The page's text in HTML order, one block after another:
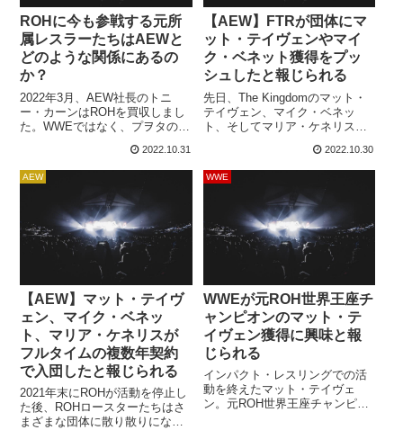
ROHに今も参戦する元所
属レスラーたちはAEWと
どのような関係にあるの
か？
2022年3月、AEW社長のトニ
ー・カーンはROHを買収しまし
た。WWEではなく、プヲタの大
たことにはポジティブな意見も
多く、買収以降に2度のショーが
開催されてきました。ブランド
に関する大きな動きもあるよう
で、今後に注目が集まります。
ROHと契約していたレスラーた
ちは2021年をもって契約終了と
なり、2022年以降も参戦し続け
2022.10.31
【AEW】FTRが団体にマ
ット・テイヴェンやマイ
ク・ベネット獲得をプッ
シュしたと報じられる
先日、The Kingdomのマット・
テイヴェン、マイク・ベネッ
ト、そしてマリア・ケネリス・
場しました。もともとはROHで
活動していた３人ですが、2021
年末をもってROHが運営体制を
変えるべく活動を停止し、全所
属レスラーとの契約を解消する
と、活動の拠点をインパクト・
レスリングへ移しました。先
日、３人はインパクトでの活動
2022.10.30
AEW
【AEW】マット・テイヴ
ェン、マイク・ベネッ
ト、マリア・ケネリスが
フルタイムの複数年契約
で入団したと報じられる
2021年末にROHが活動を停止し
た後、ROHロースターたちはさ
まざまな団体に散り散りになっ
WWE
WWEが元ROH世界王座チ
ャンピオンのマット・テ
イヴェン獲得に興味と報
じられる
インパクト・レスリングでの活
動を終えたマット・テイヴェ
ン。元ROH世界王座チャンピオ